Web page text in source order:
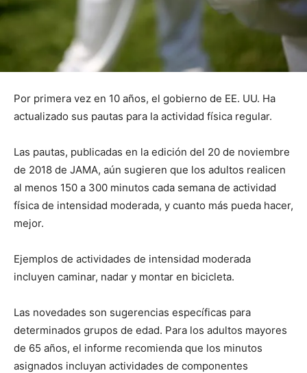
Por primera vez en 10 años, el gobierno de EE. UU. Ha
actualizado sus pautas para la actividad física regular.
Las pautas, publicadas en la edición del 20 de noviembre
de 2018 de JAMA, aún sugieren que los adultos realicen
al menos 150 a 300 minutos cada semana de actividad
física de intensidad moderada, y cuanto más pueda hacer,
mejor.
Ejemplos de actividades de intensidad moderada
incluyen caminar, nadar y montar en bicicleta.
Las novedades son sugerencias específicas para
determinados grupos de edad. Para los adultos mayores
de 65 años, el informe recomienda que los minutos
asignados incluyan actividades de componentes